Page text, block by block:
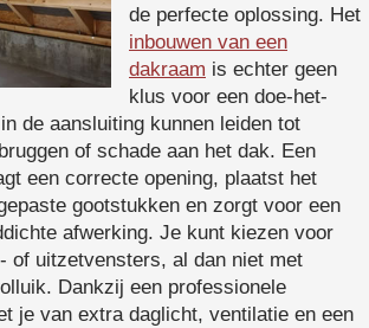
de perfecte oplossing. Het
inbouwen van een
dakraam is echter geen
klus voor een doe-het-
de aansluiting kunnen leiden tot
of schade aan het dak. Een
een correcte opening, plaatst het
gootstukken en zorgt voor een
afwerking. Je kunt kiezen voor
of uitzetvensters, al dan niet met
Dankzij een professionele
je van extra daglicht, ventilatie en een